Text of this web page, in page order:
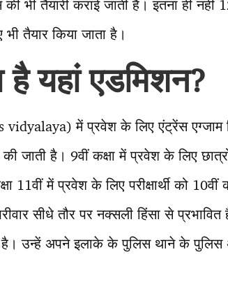
भी तैयारी कराई जाती है। इतना ही नहीं
भी तैयार किया जाता है।
यहां एडमिशन?
vidyalaya) में प्रवेश के लिए एंट्रेंस एग्जाम
जाती है। 9वीं कक्षा में प्रवेश के लिए
11वीं में प्रवेश के लिए परीक्षार्थी को
सीधे तौर पर नक्सली हिंसा से
है। उन्हें अपने इलाके के पुलिस थाने के